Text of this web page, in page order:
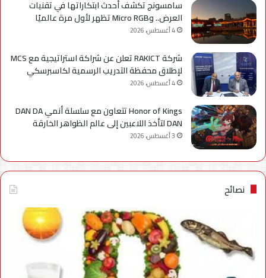
سامسونج تكشف أحدث ابتكاراتها في تقنيات
العرض.. وMicro RGB تظهر لأول مرة عالميًا
4 أغسطس، 2026
شركة RAKICT تعلن عن شراكة استراتيجية مع MCS
لإطلاق محفظة التدريب الرسمية لكاسبرسكي
4 أغسطس، 2026
Honor of Kings تتعاون مع سلسلة أنمي DAN DA
DAN لتأخذ اللاعبين إلى عالم الظواهر الخارقة
3 أغسطس، 2026
نصائح